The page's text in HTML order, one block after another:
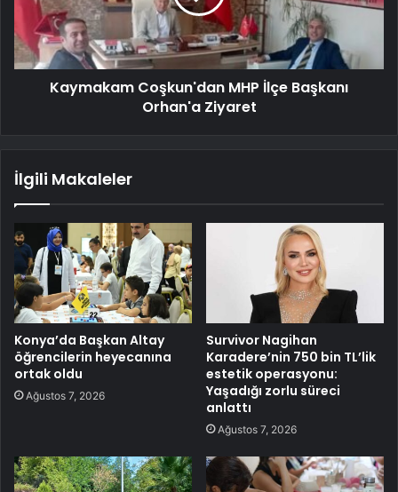
Kaymakam Coşkun'dan MHP İlçe Başkanı
Orhan'a Ziyaret
İlgili Makaleler
Konya’da Başkan Altay
öğrencilerin heyecanına
ortak oldu
Ağustos 7, 2026
Survivor Nagihan
Karadere’nin 750 bin TL’lik
estetik operasyonu:
Yaşadığı zorlu süreci
anlattı
Ağustos 7, 2026